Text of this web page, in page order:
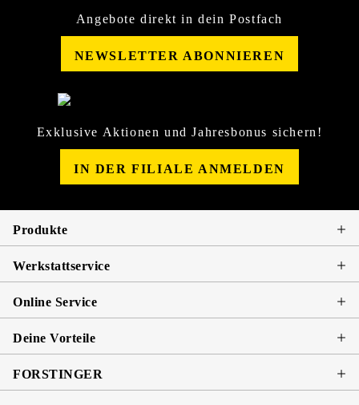
Angebote direkt in dein Postfach
NEWSLETTER ABONNIEREN
Exklusive Aktionen und Jahresbonus sichern!
IN DER FILIALE ANMELDEN
Produkte
Werkstattservice
Online Service
Deine Vorteile
FORSTINGER